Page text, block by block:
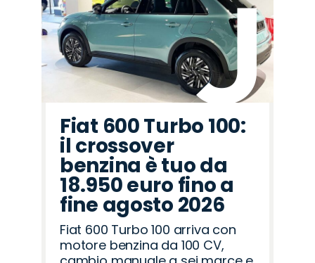
Romeo
Rover
Fiat 600 Turbo 100:
il crossover
benzina è tuo da
18.950 euro fino a
fine agosto 2026
Fiat 600 Turbo 100 arriva con
motore benzina da 100 CV,